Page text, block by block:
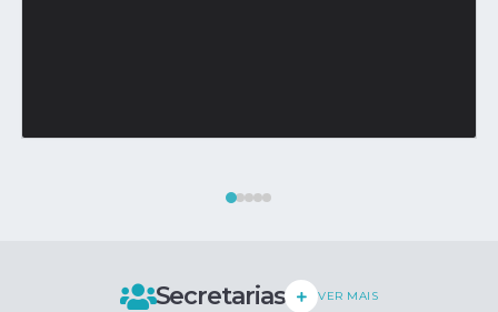
Secretarias VER MAIS